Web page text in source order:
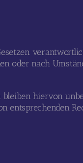
oder nach
hiervon
entsprechenden